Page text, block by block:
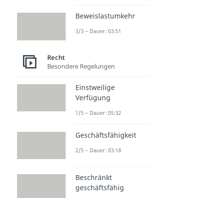
Beweislastumkehr
3/3 – Dauer: 03:51
Recht
Besondere Regelungen
Einstweilige
Verfügung
1/5 – Dauer: 05:32
Geschäftsfähigkeit
2/5 – Dauer: 03:18
Beschränkt
geschäftsfähig